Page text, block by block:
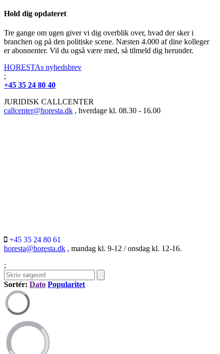
Hold dig opdateret
Tre gange om ugen giver vi dig overblik over, hvad der sker i
branchen og på den politiske scene. Næsten 4.000 af dine kolleger
er abonnenter. Vil du også være med, så tilmeld dig herunder.
HORESTAs nyhedsbrev
;
+45 35 24 80 40
JURIDISK CALLCENTER
callcenter@horesta.dk , hverdage kl. 08.30 - 16.00
+45 35 24 80 61
horesta@horesta.dk , mandag kl. 9-12 / onsdag kl. 12-16.
;
Sortér: Dato Popularitet